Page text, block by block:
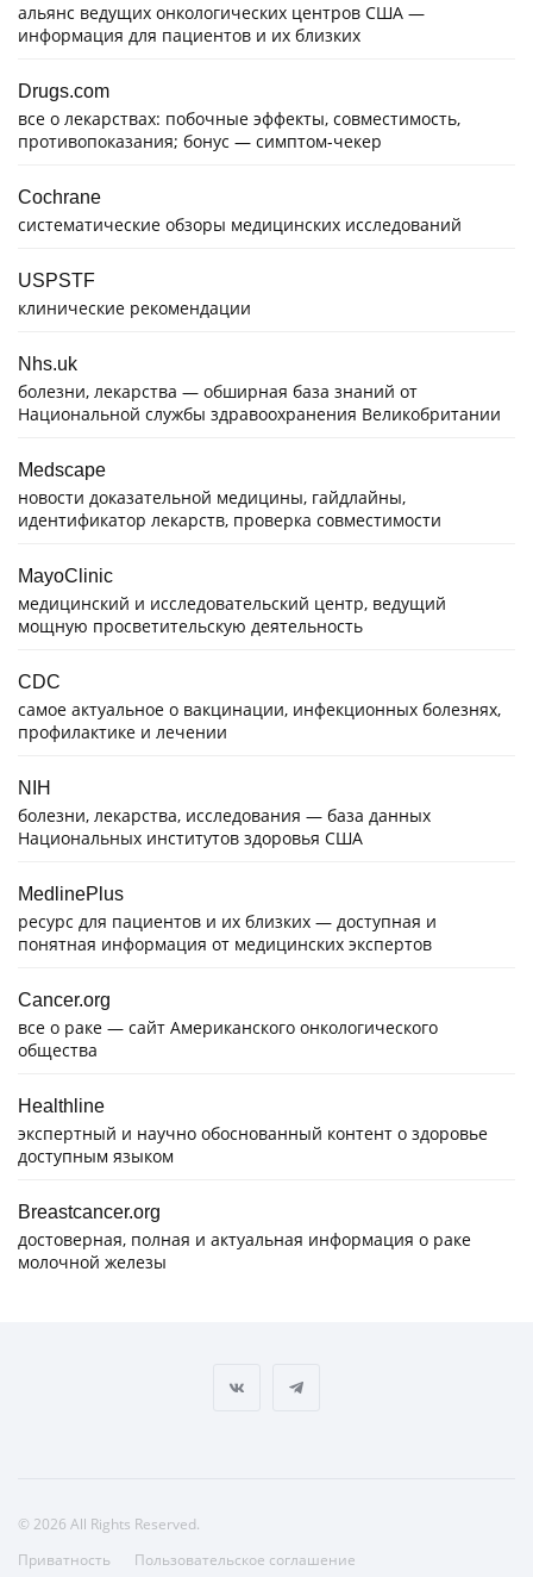
альянс ведущих онкологических центров США —
информация для пациентов и их близких
Drugs.com
все о лекарствах: побочные эффекты, совместимость,
противопоказания; бонус — симптом-чекер
Cochrane
систематические обзоры медицинских исследований
USPSTF
клинические рекомендации
Nhs.uk
болезни, лекарства — обширная база знаний от
Национальной службы здравоохранения Великобритании
Medscape
новости доказательной медицины, гайдлайны,
идентификатор лекарств, проверка совместимости
MayoClinic
медицинский и исследовательский центр, ведущий
мощную просветительскую деятельность
CDC
самое актуальное о вакцинации, инфекционных болезнях,
профилактике и лечении
NIH
болезни, лекарства, исследования — база данных
Национальных институтов здоровья США
MedlinePlus
ресурс для пациентов и их близких — доступная и
понятная информация от медицинских экспертов
Cancer.org
все о раке — сайт Американского онкологического
общества
Healthline
экспертный и научно обоснованный контент о здоровье
доступным языком
Breastcancer.org
достоверная, полная и актуальная информация о раке
молочной железы
© 2026 All Rights Reserved.
Приватность
Пользовательское соглашение